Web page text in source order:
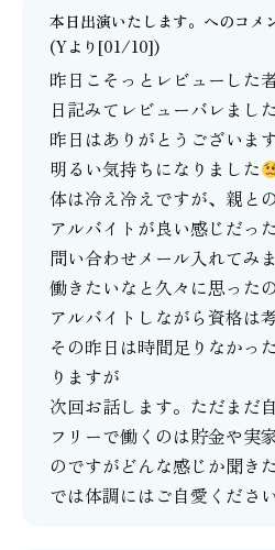
本日出演いたします。 へのコメ
(Yより[01/10])
昨日こそっとレビューした
日記みてレビューバレました
昨日はありがとうございます
明るい気持ちになりました
体は冷え冷えですが、親と
アルバイトが良い感じだっ
問い合わせメール入れてみ
働きたいなと久々に思った
アルバイトしながら資格は
その昨日は時間足りなかっ
りますが
次回お話します。ただまだ
フリーで働くのは貯金や実
のですがどんな感じか聞き
では体調にはご自愛くださ